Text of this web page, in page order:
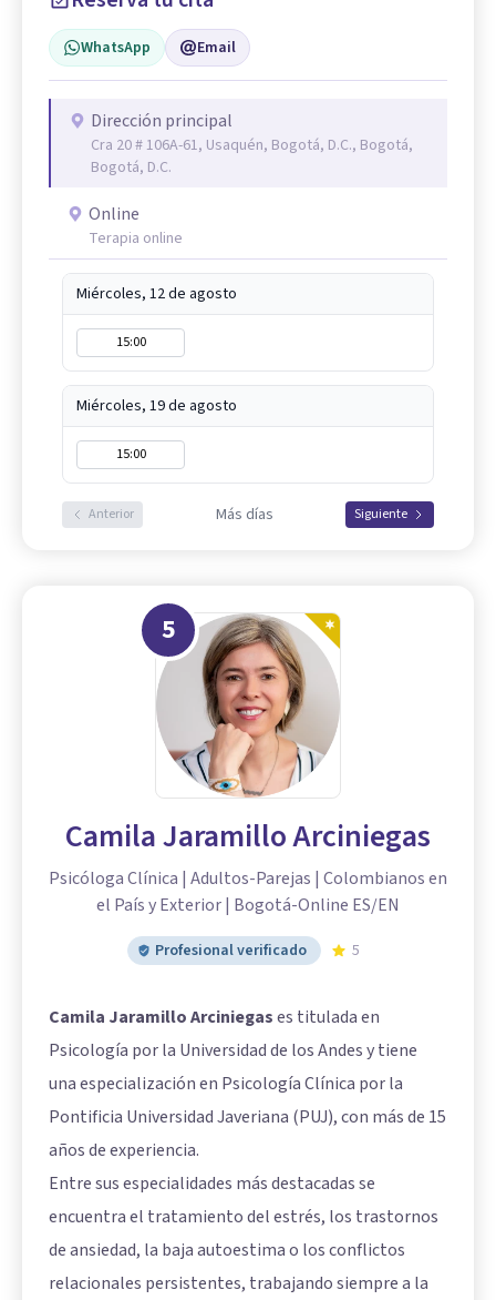
WhatsApp Email
Dirección principal
Cra 20 # 106A-61, Usaquén, Bogotá, D.C., Bogotá,
Bogotá, D.C.
Online
Terapia online
Miércoles, 12 de agosto
15:00
Miércoles, 19 de agosto
15:00
Anterior Más días Siguiente
5
Camila Jaramillo Arciniegas
Psicóloga Clínica | Adultos-Parejas | Colombianos en
el País y Exterior | Bogotá-Online ES/EN
Profesional verificado 5
Camila Jaramillo Arciniegases titulada en
Psicología por la Universidad de los Andes y tiene
una especialización en Psicología Clínica por la
Pontificia Universidad Javeriana (PUJ), con más de 15
años de experiencia.
Entre sus especialidades más destacadas se
encuentra el tratamiento del estrés, los trastornos
de ansiedad, la baja autoestima o los conflictos
relacionales persistentes, trabajando siempre a la